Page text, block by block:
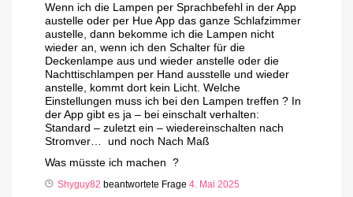
Wenn ich die Lampen per Sprachbefehl in der App
austelle oder per Hue App das ganze Schlafzimmer
austelle, dann bekomme ich die Lampen nicht
wieder an, wenn ich den Schalter für die
Deckenlampe aus und wieder anstelle oder die
Nachttischlampen per Hand ausstelle und wieder
anstelle, kommt dort kein Licht. Welche
Einstellungen muss ich bei den Lampen treffen ? In
der App gibt es ja – bei einschalt verhalten:
Standard – zuletzt ein – wiedereinschalten nach
Stromver… und noch Nach Maß
Was müsste ich machen ?
Shyguy82 beantwortete Frage 4. Mai 2025